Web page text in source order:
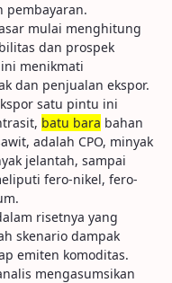
pembayaran.
mulai menghitung
dan prospek
menikmati
dan penjualan ekspor.
satu pintu ini
batu bara bahan
adalah CPO, minyak
jelantah, sampai
fero-nikel, fero-
risetnya yang
skenario dampak
emiten komoditas.
mengasumsikan